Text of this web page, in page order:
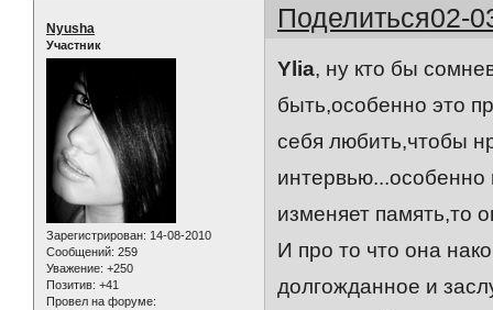
Поделиться02-
Nyusha
Участник
Зарегистрирован: 14-08-2010
Сообщений: 259
Уважение: +250
Позитив: +41
Провел на форуме:
Ylia, ну кто бы
быть,особенно это
себя любить,чтобы
интервью...особенно
изменяет память,то
И про то что она
долгожданное и